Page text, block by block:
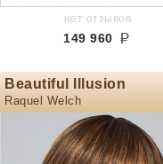
нет отзывов
149 960
Beautiful Illusion
Raquel Welch